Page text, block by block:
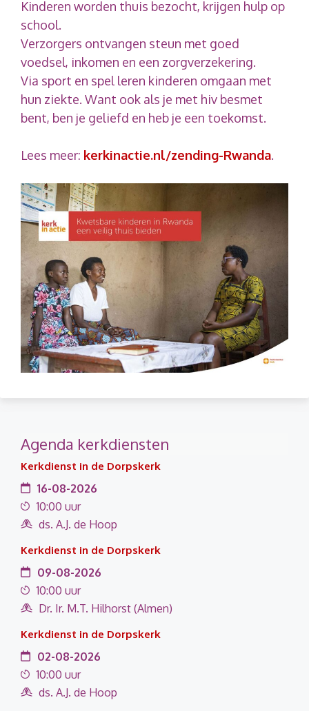
Kinderen worden thuis bezocht, krijgen hulp op
school.
Verzorgers ontvangen steun met goed
voedsel, inkomen en een zorgverzekering.
Via sport en spel leren kinderen omgaan met
hun ziekte. Want ook als je met hiv besmet
bent, ben je geliefd en heb je een toekomst.
Lees meer: kerkinactie.nl/zending-Rwanda.
Agenda kerkdiensten
Kerkdienst in de Dorpskerk
16-08-2026
10:00 uur
ds. A.J. de Hoop
Kerkdienst in de Dorpskerk
09-08-2026
10:00 uur
Dr. Ir. M.T. Hilhorst (Almen)
Kerkdienst in de Dorpskerk
02-08-2026
10:00 uur
ds. A.J. de Hoop